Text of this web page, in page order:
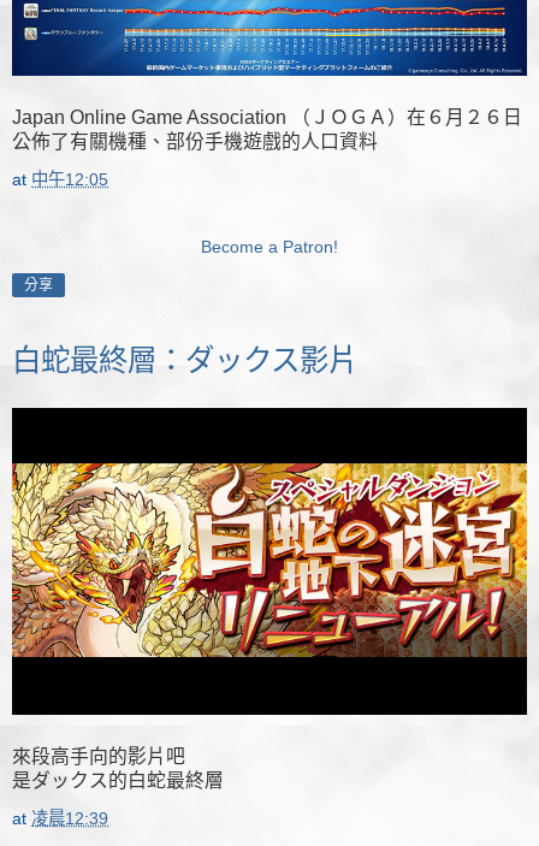
Japan Online Game Association （ＪＯＧＡ）在６月２６日
公佈了有關機種、部份手機遊戲的人口資料
at 中午12:05
Become a Patron!
分享
白蛇最終層：ダックス影片
來段高手向的影片吧
是ダックス的白蛇最終層
at 凌晨12:39